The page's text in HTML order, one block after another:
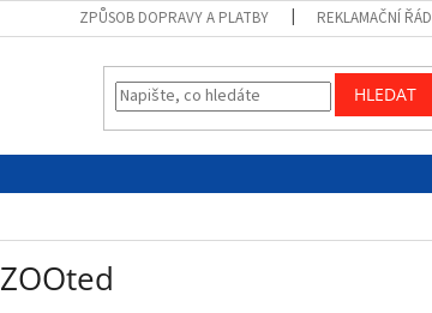
ZPŮSOB DOPRAVY A PLATBY REKLAMAČNÍ ŘÁD
HLEDAT
ZOOted